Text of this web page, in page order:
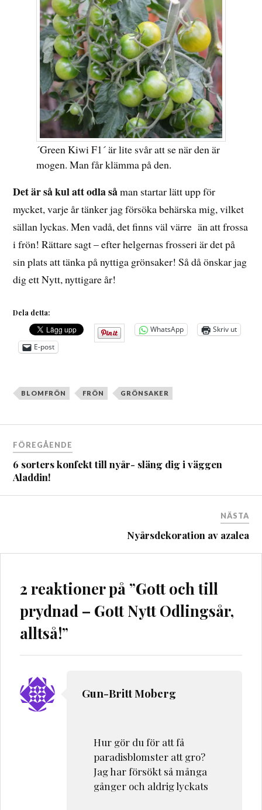
´Green Kiwi F1´ är lite svår att se när den är
mogen. Man får klämma på den.
Det är så kul att odla såman startar lätt upp för
mycket, varje år tänker jag försöka behärska mig, vilket
sällan lyckas. Men vadå, det finns väl värre än att frossa
i frön! Rättare sagt – efter helgernas frosseri är det på
sin plats att tänka på nyttiga grönsaker! Så då önskar jag
dig ett Nytt, nyttigare år!
Dela detta:
WhatsApp
Skriv ut
E-post
BLOMFRÖN FRÖN GRÖNSAKER
Inläggsnavigering
FÖREGÅENDE
6 sorters konfekt till nyår- släng dig i väggen
Aladdin!
NÄSTA
Nyårsdekoration av azalea
2 reaktioner på ”Gott och till
prydnad – Gott Nytt Odlingsår,
alltså!”
Gun-Britt Moberg
Hur gör du för att få
paradisblomster att gro?
Jag har försökt så många
gånger och aldrig lyckats